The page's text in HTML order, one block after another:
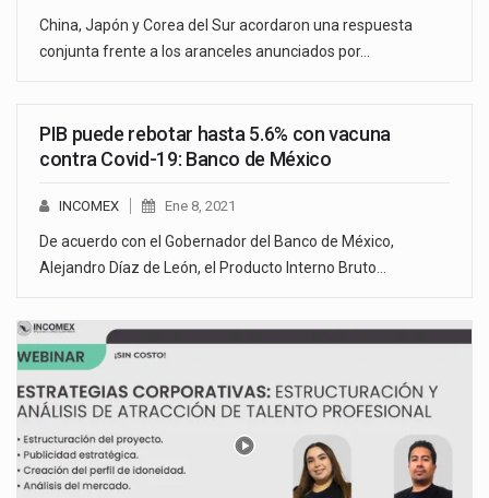
China, Japón y Corea del Sur acordaron una respuesta
conjunta frente a los aranceles anunciados por…
PIB puede rebotar hasta 5.6% con vacuna
contra Covid-19: Banco de México
INCOMEX Ene 8, 2021
De acuerdo con el Gobernador del Banco de México,
Alejandro Díaz de León, el Producto Interno Bruto…